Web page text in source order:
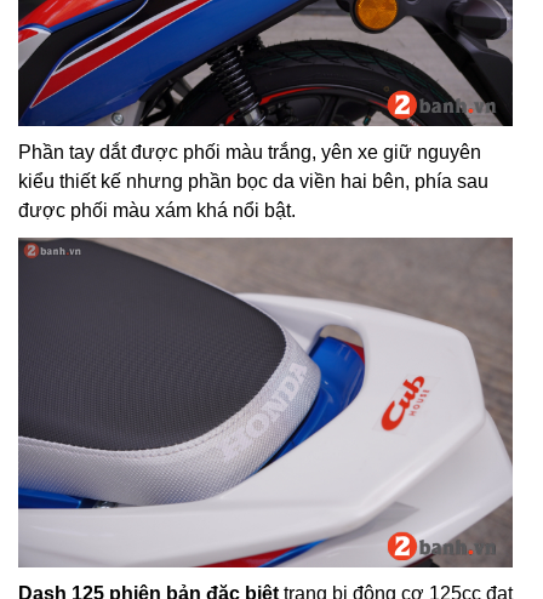
Phần tay dắt được phối màu trắng, yên xe giữ nguyên
kiểu thiết kế nhưng phần bọc da viền hai bên, phía sau
được phối màu xám khá nổi bật.
Dash 125 phiên bản đặc biệt trang bị động cơ 125cc đạt